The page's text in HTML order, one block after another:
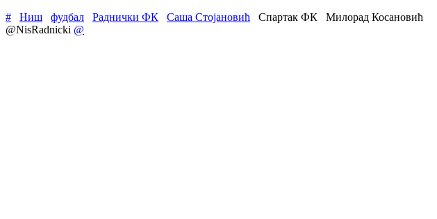
# Ниш фудбал Раднички ФК Саша Стојановић Спартак ФК
Милорад Косановић
@NisRadnicki @